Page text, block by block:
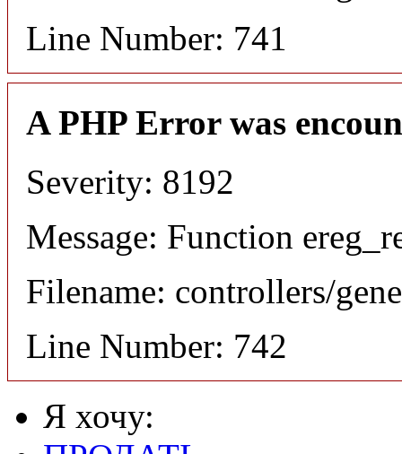
Line Number: 741
A PHP Error was
Severity: 8192
Message: Function
Filename: controllers/
Line Number: 742
Я хочу: